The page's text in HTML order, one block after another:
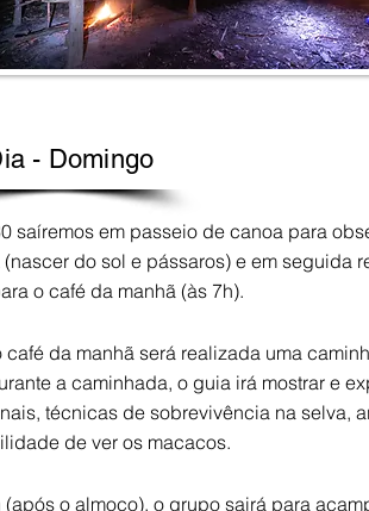
- Domingo
saíremos em passeio de canoa para
(nascer do sol e pássaros) e em seguida
o café da manhã (às 7h).
café da manhã será realizada uma
a caminhada, o guia irá mostrar e
técnicas de sobrevivência na selva,
de ver os macacos.
(após o almoço), o grupo sairá para